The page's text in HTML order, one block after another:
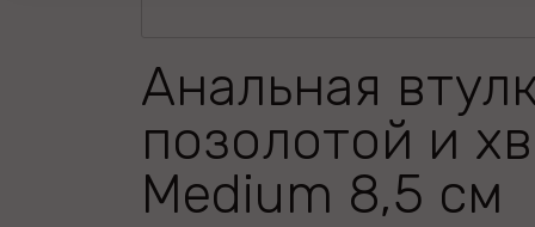
Анальная
позолотой и
Medium 8,5 см